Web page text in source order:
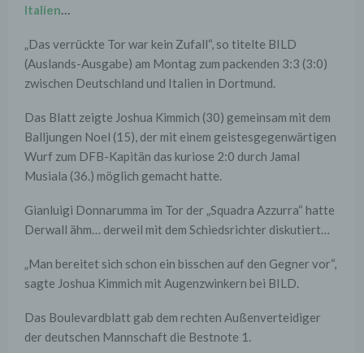
Italien…
„Das verrückte Tor war kein Zufall“, so titelte BILD
(Auslands-Ausgabe) am Montag zum packenden 3:3 (3:0)
zwischen Deutschland und Italien in Dortmund.
Das Blatt zeigte Joshua Kimmich (30) gemeinsam mit dem
Balljungen Noel (15), der mit einem geistesgegenwärtigen
Wurf zum DFB-Kapitän das kuriose 2:0 durch Jamal
Musiala (36.) möglich gemacht hatte.
Gianluigi Donnarumma im Tor der „Squadra Azzurra“ hatte
Derwall ähm… derweil mit dem Schiedsrichter diskutiert…
„Man bereitet sich schon ein bisschen auf den Gegner vor“,
sagte Joshua Kimmich mit Augenzwinkern bei BILD.
Das Boulevardblatt gab dem rechten Außenverteidiger
der deutschen Mannschaft die Bestnote 1.